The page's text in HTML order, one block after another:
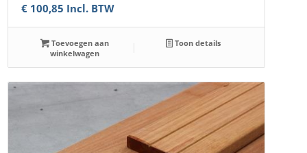
€ 100,85 Incl. BTW
Toevoegen aan
winkelwagen
Toon details